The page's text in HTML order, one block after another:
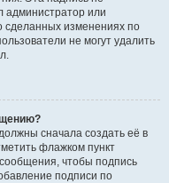
администратор или
сделанных изменениях по
не могут удалить
сначала создать её в
флажком пункт
чтобы подпись
подписи по